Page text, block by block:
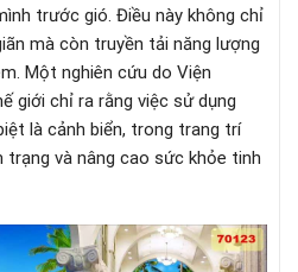
trước gió. Điều này không chỉ
mà còn truyền tải năng lượng
Một nghiên cứu do Viện
giới chỉ ra rằng việc sử dụng
là cảnh biển, trong trang trí
và nâng cao sức khỏe tinh